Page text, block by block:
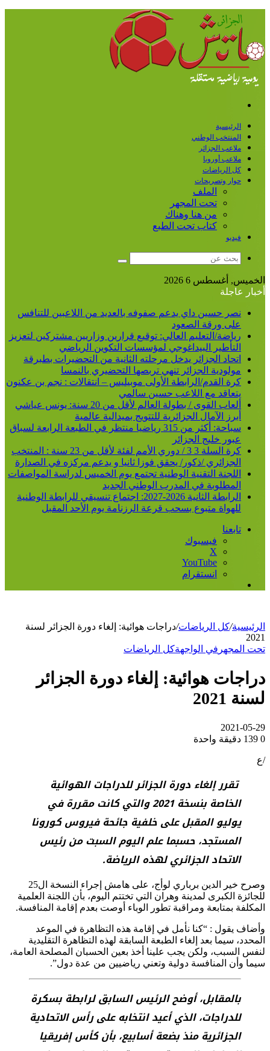
الرئيسية
المنتخب الوطني
ملاعب الجزائر
ملاعب أوروبا
كل الرياضات
حوار وتصريحات
الملف
تحت المجهر
من هنا وهناك
كتاب تحت الطبع
فيديو
بحث
الخميس, أغسطس 6 2026
أخبار عاجلة
نصر حسين داي يدعم صفوفه بالعديد من اللاعبين للتنافس
على ورقة الصعود
رياضة/التعليم العالي: توقيع قرارين وزاريين مشتركين لتعزيز
التأطير البيداغوجي لمؤسسات التكوين الرياضي
اتحاد الجزائر يدخل مرحلته الثانية من التحضيرات بطبرقة
مولودية الجزائر تنهي تربصها التحضيري بالنمسا
كرة القدم/الرابطة الأولى موبيليس – انتقالات : نجم بن عكنون
يتعاقد مع اللاعب حسين سالمي
ألعاب القوى / بطولة العالم لأقل من 20 سنة: يونس عياشي
أبرز الآمال الجزائرية للتتويج بميدالية عالمية
سباحة: أكثر من 315 رياضيا منتظر في الطبعة الرابعة لسباق
عبور خليج الجزائر
كرة السلة 3 3 / دوري الأمم لفئة لأقل من 23 سنة : المنتخب
الجزائري /ذكور/ يحقق فوزا ثانيا و يدعم مركزه في الصدارة
اللجنة التقنية الوطنية تجتمع يوم الخميس لدراسة المواصفات
المطلوبة في المدرب الوطني الجديد
الرابطة الثانية 2026-2027: اجتماع تنسيقي للرابطة الوطنية
للهواة متبوع بسحب قرعة الرزنامة يوم الأحد المقبل
تابعنا
فيسبوك
‫X
‫YouTube
انستقرام
الرئيسية/كل الرياضات/دراجات هوائية: إلغاء دورة الجزائر لسنة
2021
تحت المجهر في الواجهةكل الرياضات
دراجات هوائية: إلغاء دورة الجزائر
لسنة 2021
2021-05-29
0
دقيقة واحدة
/ع
تقرر إلغاء دورة الجزائر للدراجات الهوائية
الخاصة بنسخة 2021 والتي كانت مقررة في
يوليو المقبل على خلفية جائحة فيروس كورونا
المستجد، حسبما علم اليوم السبت من رئيس
الاتحاد الجزائري لهذه الرياضة.
وصرح خير الدين برباري لوأج، على هامش إجراء النسخة ال25
للجائزة الكبرى لمدينة وهران التي تختتم اليوم، بأن اللجنة العلمية
المكلفة بمتابعة ومراقبة تطور الوباء أوصت بعدم إقامة المنافسة.
وأضاف يقول : “كنا نأمل في إقامة هذه التظاهرة في الموعد
المحدد، سيما بعد إلغاء الطبعة السابقة لهذه التظاهرة التقليدية
لنفس السبب، ولكن يجب علينا أخذ بعين الحسبان المصلحة العامة،
سيما وأن المنافسة دولية وتعني رياضيين من عدة دول”.
بالمقابل، أوضح الرئيس السابق لرابطة بسكرة
للدراجات، الذي أعيد انتخابه على رأس الاتحادية
الجزائرية منذ بضعة أسابيع، بأن كأس إفريقيا